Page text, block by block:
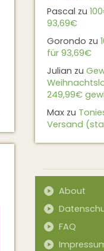
Pascal zu
93,69€
Gorondo zu
für 93,69€
Julian zu
249,99€
Max zu
Versand
About
FAQ